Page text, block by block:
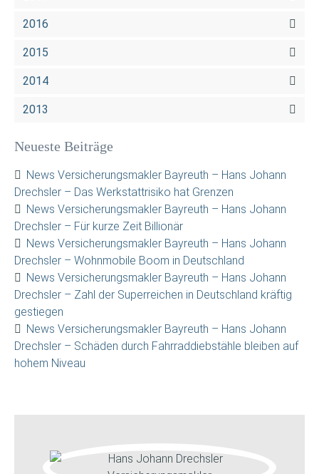
2016
2015
2014
2013
Neueste Beiträge
News Versicherungsmakler Bayreuth – Hans Johann
Drechsler – Das Werkstattrisiko hat Grenzen
News Versicherungsmakler Bayreuth – Hans Johann
Drechsler – Für kurze Zeit Billionär
News Versicherungsmakler Bayreuth – Hans Johann
Drechsler – Wohnmobile Boom in Deutschland
News Versicherungsmakler Bayreuth – Hans Johann
Drechsler – Zahl der Superreichen in Deutschland kräftig
gestiegen
News Versicherungsmakler Bayreuth – Hans Johann
Drechsler – Schäden durch Fahrraddiebstähle bleiben auf
hohem Niveau